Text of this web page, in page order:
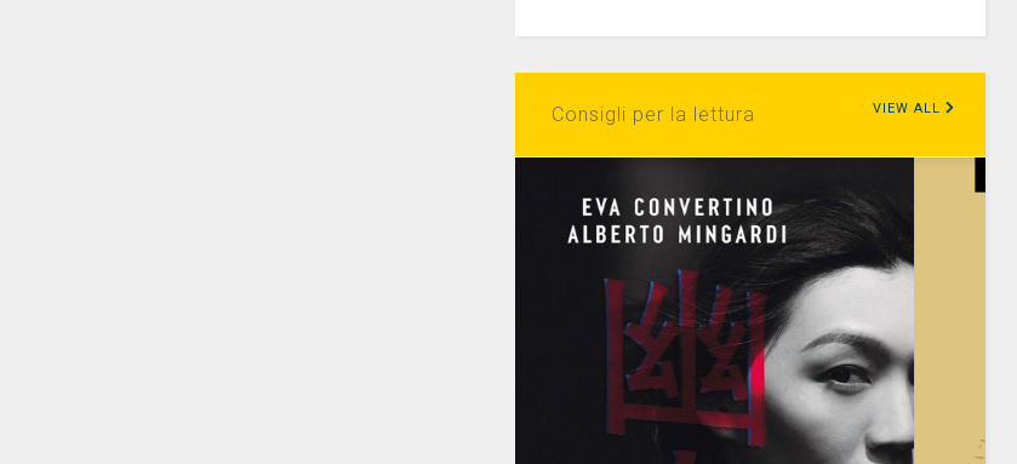
Consigli per la lettura VIEW ALL